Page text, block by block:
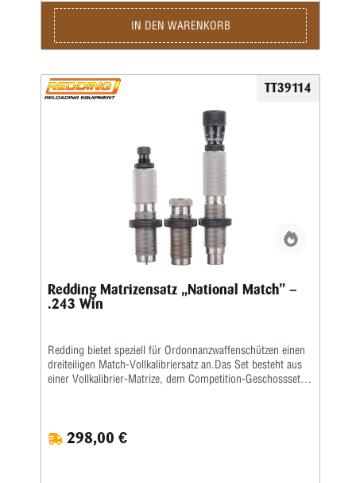
IN DEN WARENKORB
TT39114
Redding Matrizensatz „National Match” –
.243 Win
Redding bietet speziell für Ordonnanzwaffenschützen einen
dreiteiligen Match-Vollkalibriersatz an.Das Set besteht aus
einer Vollkalibrier-Matrize, dem Competition-Geschosssetzer
298,00 €